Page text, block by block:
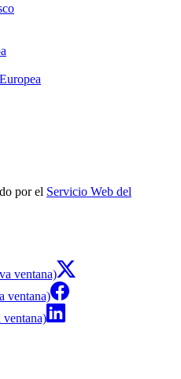
por el Servicio Web del
ventana)
ventana)
ventana)